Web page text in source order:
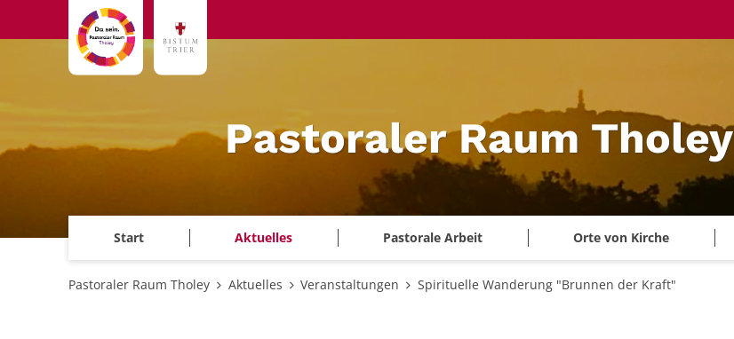
Zum Inhalt springen
Pastoraler Raum Tholey
Start Aktuelles Pastorale Arbeit Orte von Kirche
Pastoraler Raum Tholey Aktuelles Veranstaltungen Spirituelle Wanderung "Brunnen der Kraft"